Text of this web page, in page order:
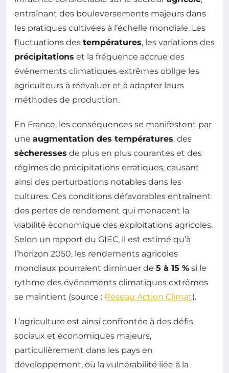
entraînant des bouleversements majeurs dans
les pratiques cultivées à l’échelle mondiale. Les
fluctuations des températures, les variations des
précipitations et la fréquence accrue des
événements climatiques extrêmes oblige les
agriculteurs à réévaluer et à adapter leurs
méthodes de production.
En France, les conséquences se manifestent par
une augmentation des températures, des
sècheresses de plus en plus courantes et des
régimes de précipitations erratiques, causant
ainsi des perturbations notables dans les
cultures. Ces conditions défavorables entraînent
des pertes de rendement qui menacent la
viabilité économique des exploitations agricoles.
Selon un rapport du GIEC, il est estimé qu’à
l’horizon 2050, les rendements agricoles
mondiaux pourraient diminuer de 5 à 15 % si le
rythme des événements climatiques extrêmes
se maintient (source : Réseau Action Climat).
L’agriculture est ainsi confrontée à des défis
sociaux et économiques majeurs,
particulièrement dans les pays en
développement, où la vulnérabilité liée à la